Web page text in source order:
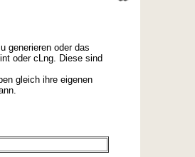
generieren oder das
oder cLng. Diese sind
gleich ihre eigenen